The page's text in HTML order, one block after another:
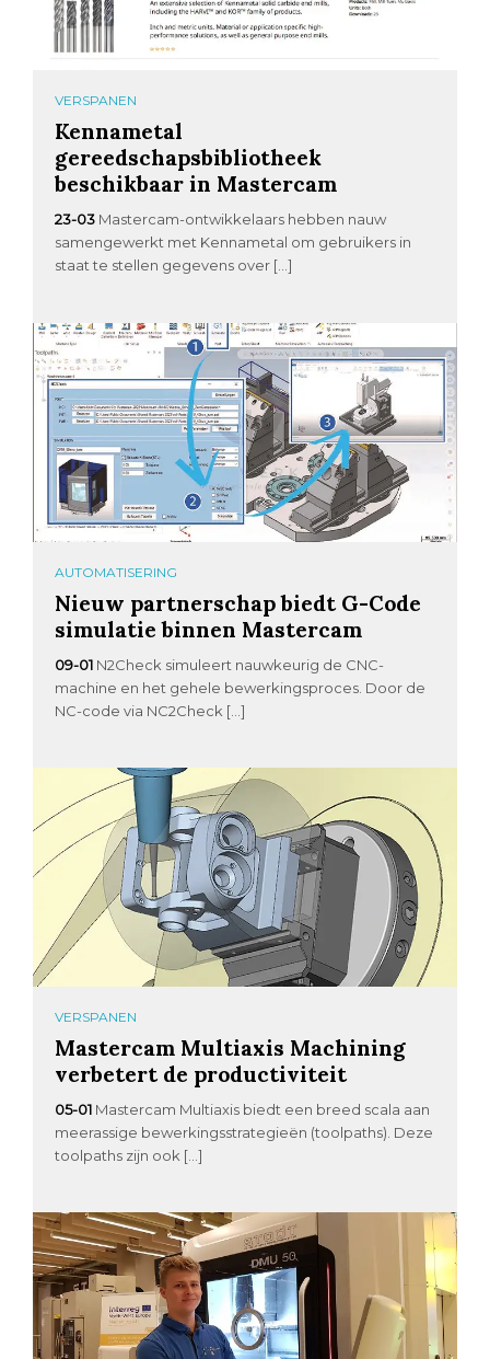
VERSPANEN
Kennametal
gereedschapsbibliotheek
beschikbaar in Mastercam
23-03 Mastercam-ontwikkelaars hebben nauw
samengewerkt met Kennametal om gebruikers in
staat te stellen gegevens over […]
AUTOMATISERING
Nieuw partnerschap biedt G-Code
simulatie binnen Mastercam
09-01 N2Check simuleert nauwkeurig de CNC-
machine en het gehele bewerkingsproces. Door de
NC-code via NC2Check […]
VERSPANEN
Mastercam Multiaxis Machining
verbetert de productiviteit
05-01 Mastercam Multiaxis biedt een breed scala aan
meerassige bewerkingsstrategieën (toolpaths). Deze
toolpaths zijn ook […]